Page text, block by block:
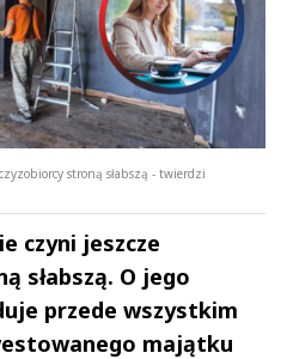
stroną słabszą - twierdzi
czyni jeszcze
słabszą. O jego
przede wszystkim
majątku